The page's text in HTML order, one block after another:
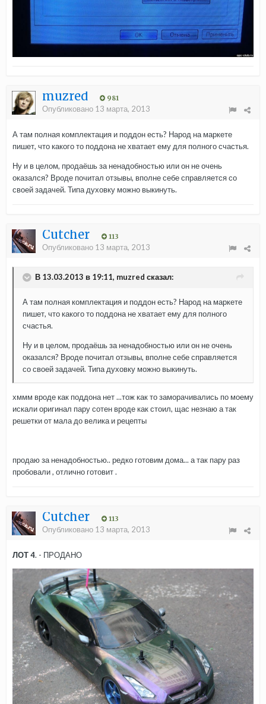
muzred 981
Опубликовано 13 марта, 2013
А там полная комплектация и поддон есть? Народ на маркете
пишет, что какого то поддона не хватает ему для полного счастья.
Ну и в целом, продаёшь за ненадобностью или он не очень
оказался? Вроде почитал отзывы, вполне себе справляется со
своей задачей. Типа духовку можно выкинуть.
Cutcher 113
Опубликовано 13 марта, 2013
В 13.03.2013 в 19:11, muzred сказал:
А там полная комплектация и поддон есть? Народ на маркете
пишет, что какого то поддона не хватает ему для полного
счастья.
Ну и в целом, продаёшь за ненадобностью или он не очень
оказался? Вроде почитал отзывы, вполне себе справляется
со своей задачей. Типа духовку можно выкинуть.
хммм вроде как поддона нет ...тож как то заморачивались по моему
искали оригинал пару сотен вроде как стоил, щас незнаю а так
решетки от мала до велика и рецепты
продаю за ненадобностью.. редко готовим дома... а так пару раз
пробовали , отлично готовит .
Cutcher 113
Опубликовано 13 марта, 2013
ЛОТ 4. - ПРОДАНО